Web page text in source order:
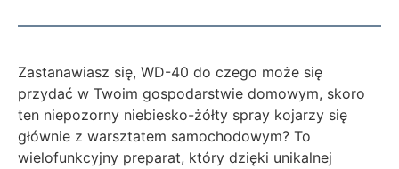
Zastanawiasz się, WD-40 do czego może się
przydać w Twoim gospodarstwie domowym, skoro
ten niepozorny niebiesko-żółty spray kojarzy się
głównie z warsztatem samochodowym? To
wielofunkcyjny preparat, który dzięki unikalnej